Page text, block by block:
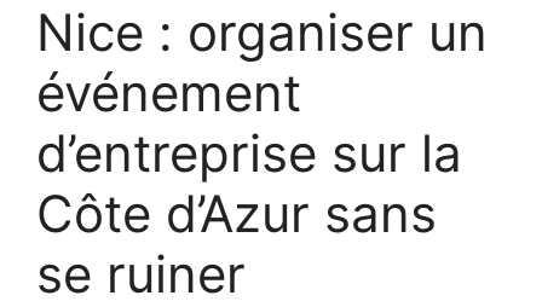
Nice : organiser un
événement
d’entreprise sur la
Côte d’Azur sans
se ruiner